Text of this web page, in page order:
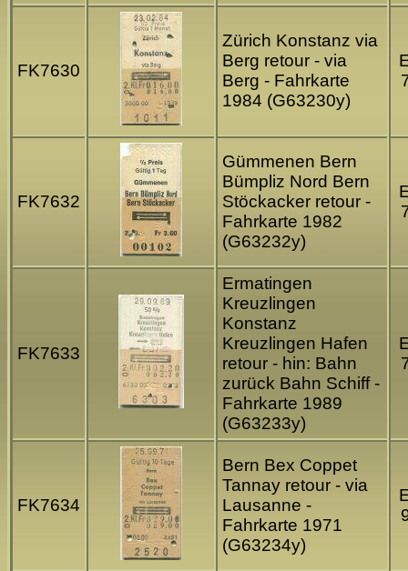
FK7630
Zürich Konstanz via
Berg retour - via
Berg - Fahrkarte
1984 (G63230y)
FK7632
Gümmenen Bern
Bümpliz Nord Bern
Stöckacker retour -
Fahrkarte 1982
(G63232y)
FK7633
Ermatingen
Kreuzlingen
Konstanz
Kreuzlingen Hafen
retour - hin: Bahn
zurück Bahn Schiff -
Fahrkarte 1989
(G63233y)
FK7634
Bern Bex Coppet
Tannay retour - via
Lausanne -
Fahrkarte 1971
(G63234y)